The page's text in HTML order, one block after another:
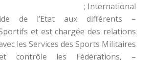
International ;
de l’Etat aux différents
et est chargée des relations
les Services des Sports Militaires;
et contrôle les Fédérations,